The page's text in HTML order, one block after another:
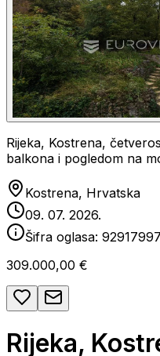
Rijeka, Kostrena,
balkona i pogledom na
Kostrena, Hrvatska
09. 07. 2026.
Šifra oglasa:
309.000,00 €
Rijeka,